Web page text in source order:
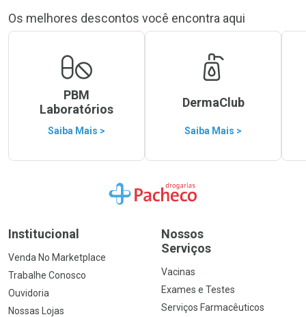
Os melhores descontos você encontra aqui
PBM
Laboratórios
Saiba Mais >
DermaClub
Saiba Mais >
Ir para a Home
Institucional
Venda No Marketplace
Trabalhe Conosco
Ouvidoria
Nossas Lojas
Nossos
Serviços
Vacinas
Exames e Testes
Serviços Farmacêuticos